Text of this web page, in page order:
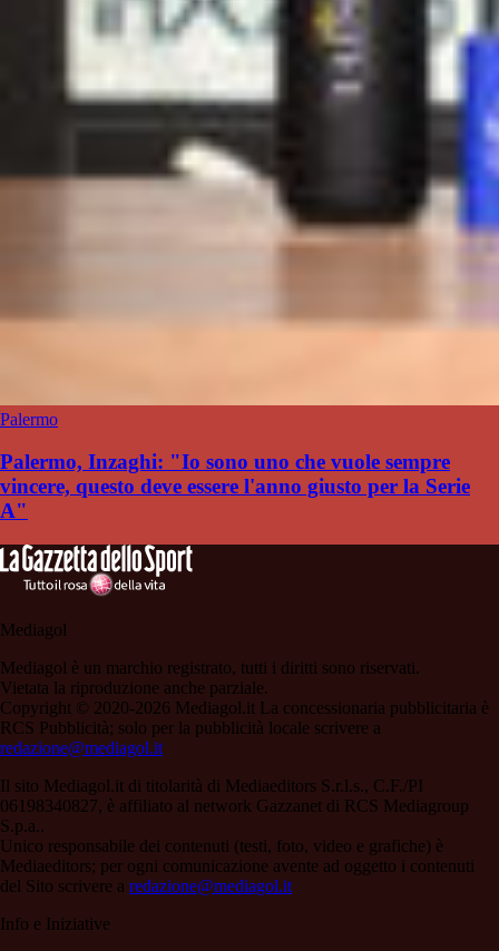
Palermo
Palermo, Inzaghi: "Io sono uno che vuole sempre
vincere, questo deve essere l'anno giusto per la Serie
A"
Mediagol
Mediagol è un marchio registrato, tutti i diritti sono riservati.
Vietata la riproduzione anche parziale.
Copyright © 2020-2026 Mediagol.it La concessionaria pubblicitaria è
RCS Pubblicità; solo per la pubblicità locale scrivere a
redazione@mediagol.it
Il sito Mediagol.it di titolarità di Mediaeditors S.r.l.s., C.F./PI
06198340827, è affiliato al network Gazzanet di RCS Mediagroup
S.p.a..
Unico responsabile dei contenuti (testi, foto, video e grafiche) è
Mediaeditors; per ogni comunicazione avente ad oggetto i contenuti
del Sito scrivere a redazione@mediagol.it
Info e Iniziative